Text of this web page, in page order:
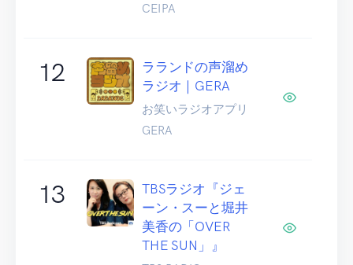
CEIPA
12
ラランドの声溜め
ラジオ｜GERA
お笑いラジオアプリ
GERA
13
TBSラジオ『ジェ
ーン・スーと堀井
美香の「OVER
THE SUN」』